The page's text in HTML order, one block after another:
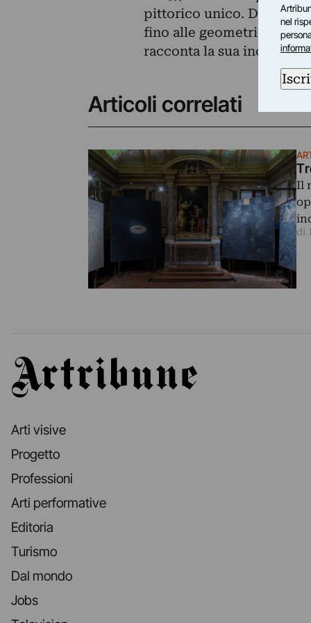
pittorico unico. Dai Muri
fino alle geometrie
racconta la sua
Articoli correlati
Il
di
Artribune
Arti visive
Progetto
Professioni
Arti performative
Editoria
Turismo
Dal mondo
Jobs
nel